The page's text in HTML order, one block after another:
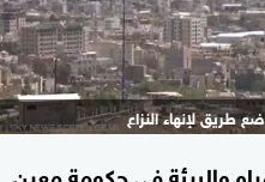
طريق لإنهاء النزاع
والبيئة في حكومة معين